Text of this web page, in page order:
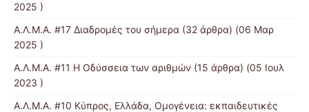
2025 )
Α.Λ.Μ.Α. #17 Διαδρομές του σήμερα (32 άρθρα) (06 Μαρ
2025 )
Α.Λ.Μ.Α. #11 Η Οδύσσεια των αριθμών (15 άρθρα) (05 Ιουλ
2023 )
Α.Λ.Μ.Α. #10 Κύπρος, Ελλάδα, Ομογένεια: εκπαιδευτικές